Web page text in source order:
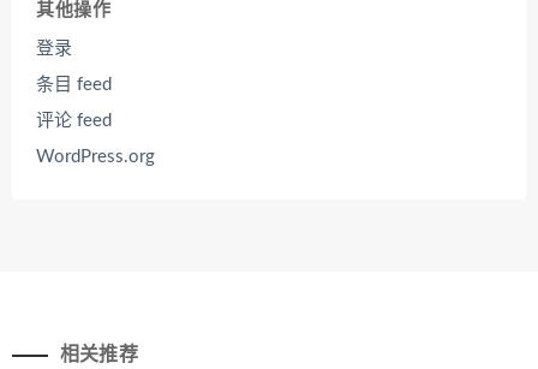
其他操作
登录
条目 feed
评论 feed
WordPress.org
相关推荐